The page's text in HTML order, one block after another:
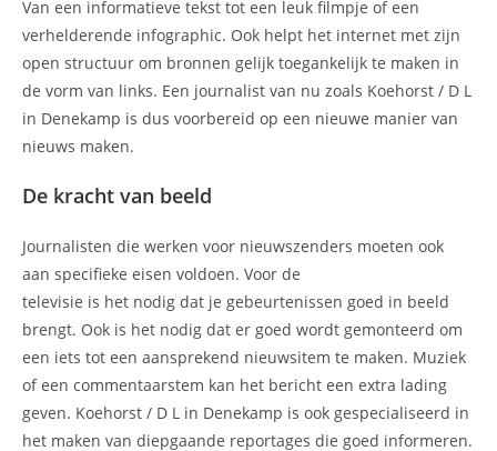
Van een informatieve tekst tot een leuk filmpje of een
verhelderende infographic. Ook helpt het internet met zijn
open structuur om bronnen gelijk toegankelijk te maken in
de vorm van links. Een journalist van nu zoals Koehorst / D L
in Denekamp is dus voorbereid op een nieuwe manier van
nieuws maken.
De kracht van beeld
Journalisten die werken voor nieuwszenders moeten ook
aan specifieke eisen voldoen. Voor de
televisie is het nodig dat je gebeurtenissen goed in beeld
brengt. Ook is het nodig dat er goed wordt gemonteerd om
een iets tot een aansprekend nieuwsitem te maken. Muziek
of een commentaarstem kan het bericht een extra lading
geven. Koehorst / D L in Denekamp is ook gespecialiseerd in
het maken van diepgaande reportages die goed informeren.